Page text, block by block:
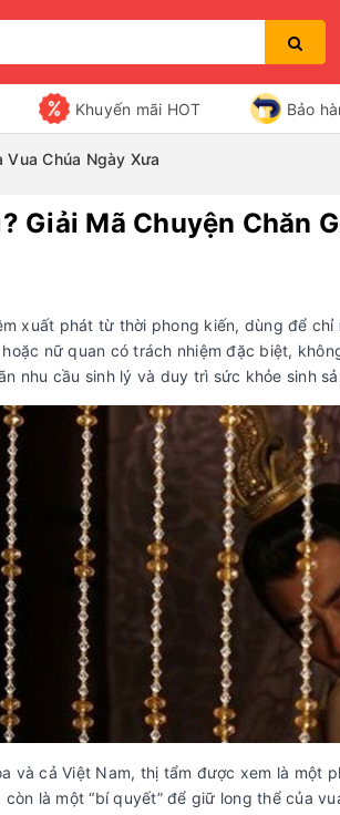
Khuyến mãi HOT Bảo
Vua Chúa Ngày Xưa
Giải Mã Chuyện Chăn
xuất phát từ thời phong kiến, dùng để chỉ
nữ quan có trách nhiệm đặc biệt,
nhu cầu sinh lý và duy trì sức khỏe sinh
và cả Việt Nam, thị tẩm được xem là một
là một “bí quyết” để giữ long thể của